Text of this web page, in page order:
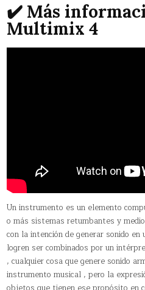
✔️ Más
Multimix 4
Un instrumento es un elemento
o más sistemas retumbantes y
con la intención de generar sonido
logren ser combinados por un
, cualquier cosa que genere sonido
instrumento musical , pero la